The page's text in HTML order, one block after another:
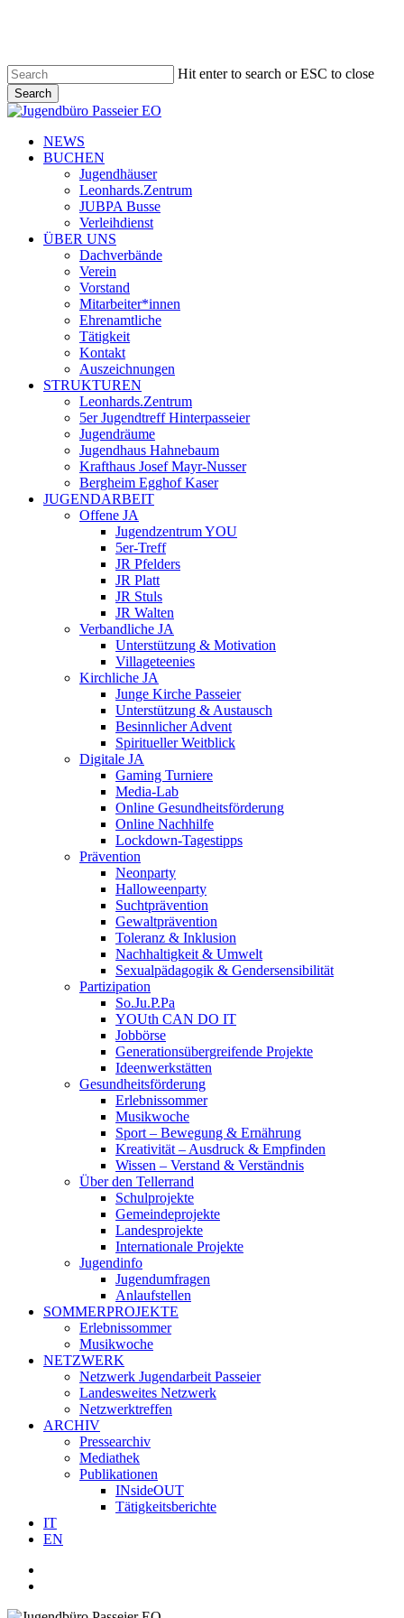
content
Hit enter to search or ESC to close
Search
Close
search
Menu
NEWS
BUCHEN
Jugendhäuser
Leonhards.Zentrum
JUBPA Busse
Verleihdienst
ÜBER UNS
Dachverbände
Verein
Vorstand
Mitarbeiter*innen
Ehrenamtliche
Tätigkeit
Kontakt
Auszeichnungen
STRUKTUREN
Leonhards.Zentrum
5er Jugendtreff Hinterpasseier
Jugendräume
Jugendhaus Hahnebaum
Krafthaus Josef Mayr-Nusser
Bergheim Egghof Kaser
JUGENDARBEIT
Offene JA
Jugendzentrum YOU
5er-Treff
JR Pfelders
JR Platt
JR Stuls
JR Walten
Verbandliche JA
Unterstützung & Motivation
Villageteenies
Kirchliche JA
Junge Kirche Passeier
Unterstützung & Austausch
Besinnlicher Advent
Spiritueller Weitblick
Digitale JA
Gaming Turniere
Media-Lab
Online Gesundheitsförderung
Online Nachhilfe
Lockdown-Tagestipps
Prävention
Neonparty
Halloweenparty
Suchtprävention
Gewaltprävention
Toleranz & Inklusion
Nachhaltigkeit & Umwelt
Sexualpädagogik & Gendersensibilität
Partizipation
So.Ju.P.Pa
YOUth CAN DO IT
Jobbörse
Generationsübergreifende Projekte
Ideenwerkstätten
Gesundheitsförderung
Erlebnissommer
Musikwoche
Sport – Bewegung & Ernährung
Kreativität – Ausdruck & Empfinden
Wissen – Verstand & Verständnis
Über den Tellerrand
Schulprojekte
Gemeindeprojekte
Landesprojekte
Internationale Projekte
Jugendinfo
Jugendumfragen
Anlaufstellen
SOMMERPROJEKTE
Erlebnissommer
Musikwoche
NETZWERK
Netzwerk Jugendarbeit Passeier
Landesweites Netzwerk
Netzwerktreffen
ARCHIV
Pressearchiv
Mediathek
Publikationen
INsideOUT
Tätigkeitsberichte
IT
EN